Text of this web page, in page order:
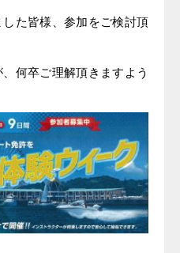
た皆様、参加をご検討頂
何卒ご理解頂きますよう